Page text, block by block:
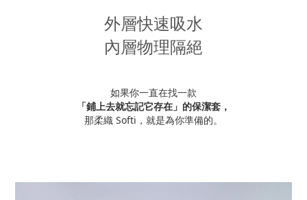
外層快速吸水
內層物理隔絕
如果你一直在找一款
「鋪上去就忘記它存在」的保潔套，
那柔織 Softi，就是為你準備的。